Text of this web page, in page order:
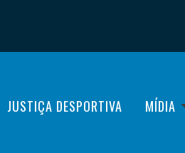
JUSTIÇA DESPORTIVA MÍDIA